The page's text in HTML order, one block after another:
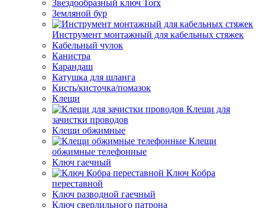
Звездообразный ключ Torx
Земляной бур
Инструмент монтажный для кабельных стяжек
Кабельный чулок
Канистра
Карандаш
Катушка для шланга
Кисть/кисточка/помазок
Клещи
Клещи для
зачистки проводов
Клещи обжимные
Клещи
обжимные телефонные
Ключ гаечный
Ключ Кобра
переставной
Ключ разводной гаечный
Ключ сверлильного патрона